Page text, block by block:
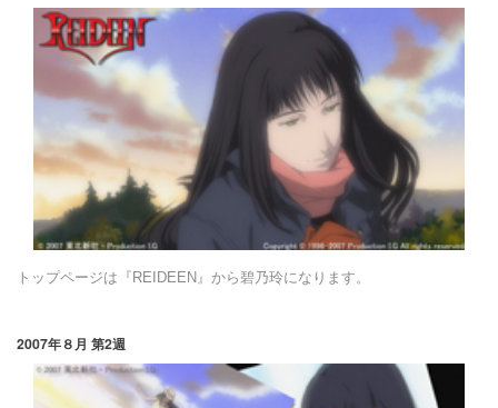
トップページは『REIDEEN』から碧乃玲になります。
2007年８月 第2週